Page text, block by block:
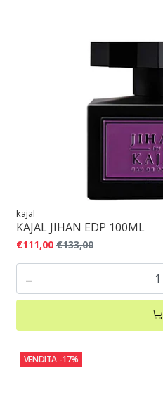
kajal
KAJAL JIHAN EDP 100ML
€111,00 €133,00
-
VENDITA -17%